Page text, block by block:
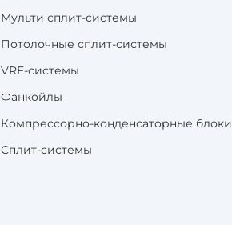
Мульти сплит-системы
Потолочные сплит-системы
VRF-системы
Фанкойлы
Компрессорно-конденсаторные блоки
Сплит-системы